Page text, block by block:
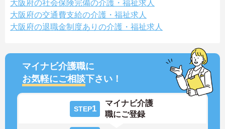
大阪府の社会保険完備の介護・福祉求人
大阪府の交通費支給の介護・福祉求人
大阪府の退職金制度ありの介護・福祉求人
マイナビ介護職に
お気軽にご相談下さい！
STEP1
マイナビ介護
職にご登録